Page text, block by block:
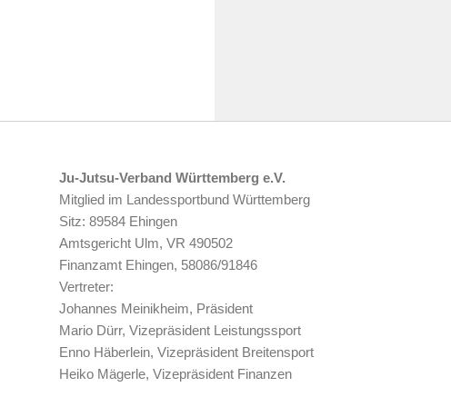
Ju-Jutsu-Verband Württemberg e.V.
Mitglied im Landessportbund Württemberg
Sitz: 89584 Ehingen
Amtsgericht Ulm, VR 490502
Finanzamt Ehingen, 58086/91846
Vertreter:
Johannes Meinikheim, Präsident
Mario Dürr, Vizepräsident Leistungssport
Enno Häberlein, Vizepräsident Breitensport
Heiko Mägerle, Vizepräsident Finanzen